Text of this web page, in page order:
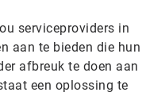
serviceproviders in
aan te bieden die hun
afbreuk te doen aan
een oplossing te